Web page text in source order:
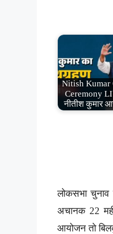
Nitish Kumar
Ceremony
नीतीश कुमार
लोकसभा
अचानक 22
आयोजन तो